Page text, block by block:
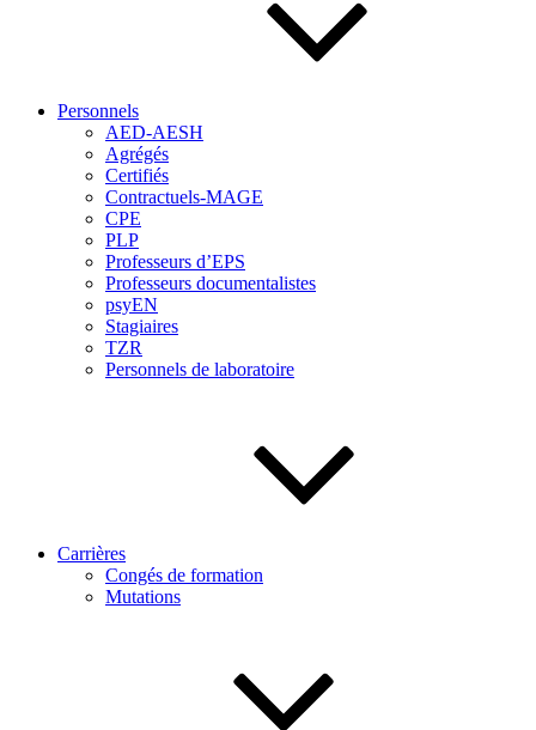
Personnels
AED-AESH
Agrégés
Certifiés
Contractuels-MAGE
CPE
PLP
Professeurs d’EPS
Professeurs documentalistes
psyEN
Stagiaires
TZR
Personnels de laboratoire
Carrières
Congés de formation
Mutations